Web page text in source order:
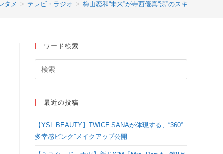
サ
タメ > テレビ・ラジオ > 梅山恋和“未来”が寺西優真“涼”のスキャンダル
ワード検索
最近の投稿
【YSL BEAUTY】TWICE SANAが体現する、“360°
多幸感ピンク”メイクアップ公開